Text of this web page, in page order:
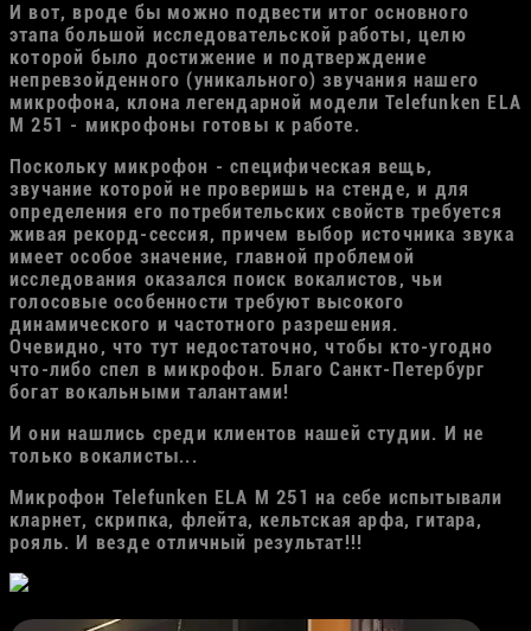
И вот, вроде бы можно подвести итог основного
этапа большой исследовательской работы, целю
которой было достижение и подтверждение
непревзойденного (уникального) звучания нашего
микрофона, клона легендарной модели Telefunken ELA
M 251 - микрофоны готовы к работе.
Поскольку микрофон - специфическая вещь,
звучание которой не проверишь на стенде, и для
определения его потребительских свойств требуется
живая рекорд-сессия, причем выбор источника звука
имеет особое значение, главной проблемой
исследования оказался поиск вокалистов, чьи
голосовые особенности требуют высокого
динамического и частотного разрешения.
Очевидно, что тут недостаточно, чтобы кто-угодно
что-либо спел в микрофон. Благо Санкт-Петербург
богат вокальными талантами!
И они нашлись среди клиентов нашей студии. И не
только вокалисты...
Микрофон Telefunken ELA M 251 на себе испытывали
кларнет, скрипка, флейта, кельтская арфа, гитара,
рояль. И везде отличный результат!!!